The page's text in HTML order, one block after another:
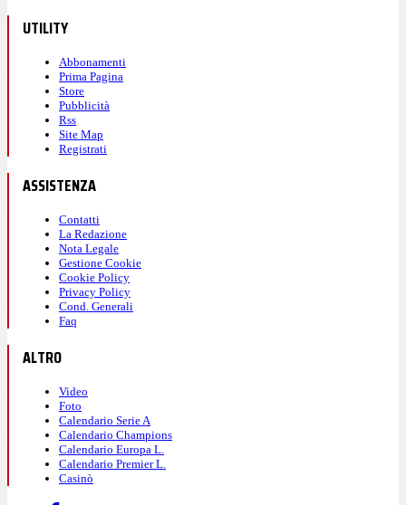
UTILITY
Abbonamenti
Prima Pagina
Store
Pubblicità
Rss
Site Map
Registrati
ASSISTENZA
Contatti
La Redazione
Nota Legale
Gestione Cookie
Cookie Policy
Privacy Policy
Cond. Generali
Faq
ALTRO
Video
Foto
Calendario Serie A
Calendario Champions
Calendario Europa L.
Calendario Premier L.
Casinò